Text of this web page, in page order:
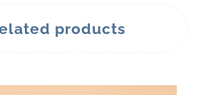
products